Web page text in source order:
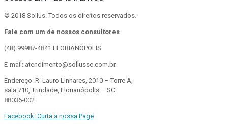
© 2018 Sollus. Todos os direitos reservados.
Fale com um de nossos consultores
(48) 99987-4841 FLORIANÓPOLIS
E-mail: atendimento@sollussc.com.br
Endereço: R. Lauro Linhares, 2010 – Torre A,
sala 710, Trindade, Florianópolis – SC
88036-002
Facebook: Curta a nossa Page